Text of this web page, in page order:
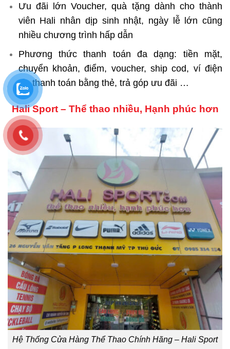
Ưu đãi lớn Voucher, quà tặng dành cho thành
viên Hali nhân dịp sinh nhật, ngày lễ lớn cũng
nhiều chương trình hấp dẫn
Phương thức thanh toán đa dạng: tiền mặt,
chuyển khoản, điểm, voucher, ship cod, ví điện
tử, thanh toán bằng thẻ, trả góp ưu đãi …
Hali Sport – Thể thao nhiều, Hạnh phúc hơn
Hệ Thống Cửa Hàng Thể Thao Chính Hãng – Hali Sport